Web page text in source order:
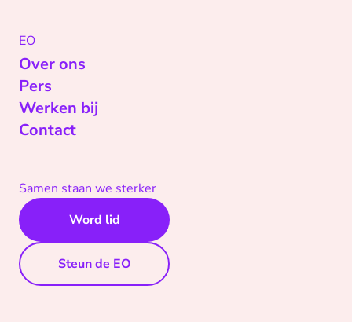
EO
Over ons
Pers
Werken bij
Contact
Samen staan we sterker
Word lid
Steun de EO